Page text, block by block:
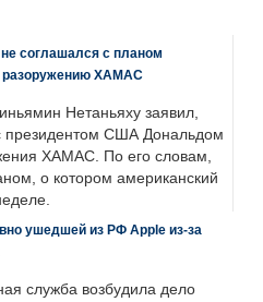
соглашался с планом
разоружению ХАМАС
Нетаньяху заявил,
президентом США Дональдом
ХАМАС. По его словам,
о котором американский
ушедшей из РФ Apple из-за
служба возбудила дело